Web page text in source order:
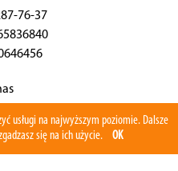
76-37
usługi na najwyższym poziomie. Dalsze
się na ich użycie.
OK